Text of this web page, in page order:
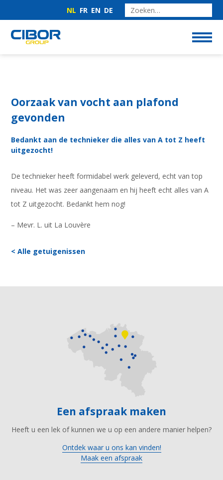
NL FR EN DE
Oorzaak van vocht aan plafond
gevonden
Bedankt aan de technieker die alles van A tot Z heeft
uitgezocht!
De technieker heeft formidabel werk geleverd, echt van top
niveau. Het was zeer aangenaam en hij heeft echt alles van A
tot Z uitgezocht. Bedankt hem nog!
– Mevr. L. uit La Louvère
< Alle getuigenissen
Een afspraak maken
Heeft u een lek of kunnen we u op een andere manier helpen?
Ontdek waar u ons kan vinden!
Maak een afspraak